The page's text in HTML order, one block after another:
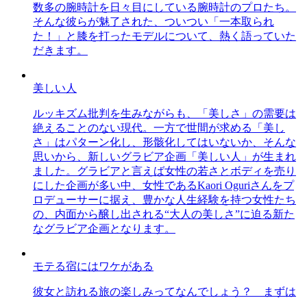
数多の腕時計を日々目にしている腕時計のプロたち。
そんな彼らが魅了された、ついつい「一本取られ
た！」と膝を打ったモデルについて、熱く語っていた
だきます。
美しい人
ルッキズム批判を生みながらも、「美しさ」の需要は
絶えることのない現代。一方で世間が求める「美し
さ」はパターン化し、形骸化してはいないか、そんな
思いから、新しいグラビア企画「美しい人」が生まれ
ました。グラビアと言えば女性の若さとボディを売り
にした企画が多い中、女性であるKaori Oguriさんをプ
ロデューサーに据え、豊かな人生経験を持つ女性たち
の、内面から醸し出される“大人の美しさ”に迫る新た
なグラビア企画となります。
モテる宿にはワケがある
彼女と訪れる旅の楽しみってなんでしょう？ まずは